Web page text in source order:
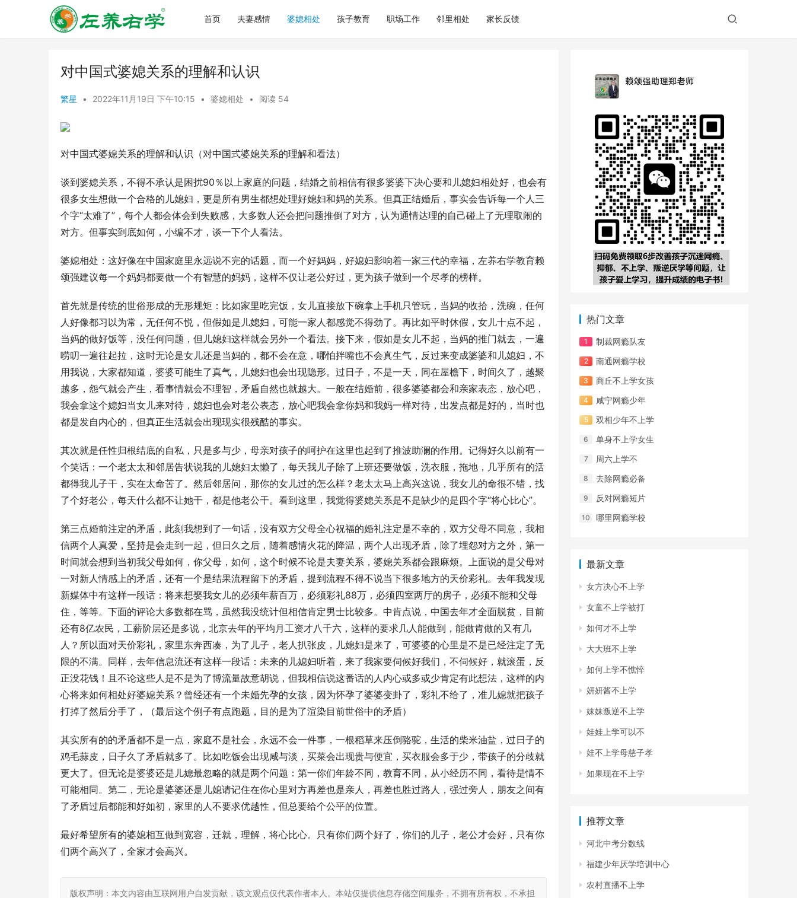
首页 夫妻感情 婆媳相处 孩子教育 职场工作 邻里相处 家长反馈
对中国式婆媳关系的理解和认识
繁星 • 2022年11月19日 下午10:15 • 婆媳相处 • 阅读 54
对中国式婆媳关系的理解和认识（对中国式婆媳关系的理解和看法）
谈到婆媳关系，不得不承认是困扰90％以上家庭的问题，结婚之前相信有很多婆婆下决心要和儿媳妇相处好，也会有
很多女生想做一个合格的儿媳妇，更是所有男生都想处理好媳妇和妈的关系。但真正结婚后，事实会告诉每一个人三
个字“太难了”，每个人都会体会到失败感，大多数人还会把问题推倒了对方，认为通情达理的自己碰上了无理取闹的
对方。但事实到底如何，小编不才，谈一下个人看法。
婆媳相处：这好像在中国家庭里永远说不完的话题，而一个好妈妈，好媳妇影响着一家三代的幸福，左养右学教育赖
颂强建议每一个妈妈都要做一个有智慧的妈妈，这样不仅让老公好过，更为孩子做到一个尽孝的榜样。
首先就是传统的世俗形成的无形规矩：比如家里吃完饭，女儿直接放下碗拿上手机只管玩，当妈的收拾，洗碗，任何
人好像都习以为常，无任何不悦，但假如是儿媳妇，可能一家人都感觉不得劲了。再比如平时休假，女儿十点不起，
当妈的做好饭等，没任何问题，但儿媳妇这样就会另外一个看法。接下来，假如是女儿不起，当妈的推门就去，一遍
唠叨一遍往起拉，这时无论是女儿还是当妈的，都不会在意，哪怕拌嘴也不会真生气，反过来变成婆婆和儿媳妇，不
用我说，大家都知道，婆婆可能生了真气，儿媳妇也会出现隐形。过日子，不是一天，同在屋檐下，时间久了，越聚
越多，怨气就会产生，看事情就会不理智，矛盾自然也就越大。一般在结婚前，很多婆婆都会和亲家表态，放心吧，
我会拿这个媳妇当女儿来对待，媳妇也会对老公表态，放心吧我会拿你妈和我妈一样对待，出发点都是好的，当时也
都是发自内心的，但真正生活就会出现现实很残酷的事实。
其次就是任性归根结底的自私，只是多与少，母亲对孩子的呵护在这里也起到了推波助澜的作用。记得好久以前有一
个笑话：一个老太太和邻居告状说我的儿媳妇太懒了，每天我儿子除了上班还要做饭，洗衣服，拖地，几乎所有的活
都得我儿子干，实在太命苦了。然后邻居问，那你的女儿过的怎么样？老太太马上高兴这说，我女儿的命很不错，找
了个好老公，每天什么都不让她干，都是他老公干。看到这里，我觉得婆媳关系是不是缺少的是四个字“将心比心”。
第三点婚前注定的矛盾，此刻我想到了一句话，没有双方父母全心祝福的婚礼注定是不幸的，双方父母不同意，我相
信两个人真爱，坚持是会走到一起，但日久之后，随着感情火花的降温，两个人出现矛盾，除了埋怨对方之外，第一
时间就会想到当初我父母如何，你父母，如何，这个时候不论是夫妻关系，婆媳关系都会跟麻烦。上面说的是父母对
一对新人情感上的矛盾，还有一个是结果流程留下的矛盾，提到流程不得不说当下很多地方的天价彩礼。去年我发现
新媒体中有这样一段话：将来想娶我女儿的必须年薪百万，必须彩礼88万，必须四室两厅的房子，必须不能和父母
住，等等。下面的评论大多数都在骂，虽然我没统计但相信肯定男士比较多。中肯点说，中国去年才全面脱贫，目前
还有8亿农民，工薪阶层还是多说，北京去年的平均月工资才八千六，这样的要求几人能做到，能做肯做的又有几
人？所以面对天价彩礼，家里东奔西凑，为了儿子，老人扒张皮，儿媳妇是来了，可婆婆的心里是不是已经注定了无
限的不满。同样，去年信息流还有这样一段话：未来的儿媳妇听着，来了我家要伺候好我们，不伺候好，就滚蛋，反
正没花钱！且不论这些人是不是为了博流量故意胡说，但我相信说这番话的人内心或多或少肯定有此想法，这样的内
心将来如何相处好婆媳关系？曾经还有一个未婚先孕的女孩，因为怀孕了婆婆变卦了，彩礼不给了，准儿媳就把孩子
打掉了然后分手了，（最后这个例子有点跑题，目的是为了渲染目前世俗中的矛盾）
其实所有的的矛盾都不是一点，家庭不是社会，永远不会一件事，一根稻草来压倒骆驼，生活的柴米油盐，过日子的
鸡毛蒜皮，日子久了矛盾就多了。比如吃饭会出现咸与淡，买菜会出现贵与便宜，买衣服会多于少，带孩子的分歧就
更大了。但无论是婆婆还是儿媳最忽略的就是两个问题：第一你们年龄不同，教育不同，从小经历不同，看待是情不
可能相同。第二，无论是婆婆还是儿媳请记住在你心里对方再差也是亲人，再差也胜过路人，强过旁人，朋友之间有
了矛盾过后都能和好如初，家里的人不要求优越性，但总要给个公平的位置。
最好希望所有的婆媳相互做到宽容，迁就，理解，将心比心。只有你们两个好了，你们的儿子，老公才会好，只有你
们两个高兴了，全家才会高兴。
版权声明：本文内容由互联网用户自发贡献，该文观点仅代表作者本人。本站仅提供信息存储空间服务，不拥有所有权，不承担
热门文章
制裁网瘾队友
南通网瘾学校
商丘不上学女孩
咸宁网瘾少年
双相少年不上学
单身不上学女生
周六上学不
去除网瘾必备
反对网瘾短片
哪里网瘾学校
最新文章
女方决心不上学
女童不上学被打
如何才不上学
大大班不上学
如何上学不憔悴
妍妍酱不上学
妹妹叛逆不上学
娃娃上学可以不
娃不上学母慈子孝
如果现在不上学
推荐文章
河北中考分数线
福建少年厌学培训中心
农村直播不上学